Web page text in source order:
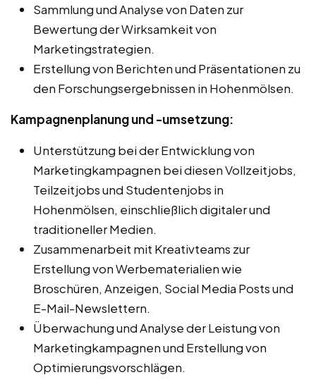
Sammlung und Analyse von Daten zur
Bewertung der Wirksamkeit von
Marketingstrategien.
Erstellung von Berichten und Präsentationen zu
den Forschungsergebnissen in Hohenmölsen.
Kampagnenplanung und -umsetzung:
Unterstützung bei der Entwicklung von
Marketingkampagnen bei diesen Vollzeitjobs,
Teilzeitjobs und Studentenjobs in
Hohenmölsen, einschließlich digitaler und
traditioneller Medien.
Zusammenarbeit mit Kreativteams zur
Erstellung von Werbematerialien wie
Broschüren, Anzeigen, Social Media Posts und
E-Mail-Newslettern.
Überwachung und Analyse der Leistung von
Marketingkampagnen und Erstellung von
Optimierungsvorschlägen.